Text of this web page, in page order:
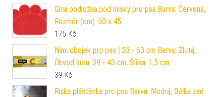
Gina podložka pod misky pro psa Barva: Červená,
Rozměr (cm): 60 x 45
175 Kč
Nimi obojek pro psa | 23 - 63 cm Barva: Žlutá,
Obvod krku: 29 - 43 cm, Šířka: 1,5 cm
39 Kč
Riska pláštěnka pro psa Barva: Modrá, Délka zad